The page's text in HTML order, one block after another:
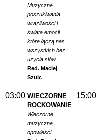
Muzyczne
poszukiwania
wrażliwości i
świata emocji
które łączą nas
wszystkich bez
użycia słów
Red. Maciej
Szulc
03:00 WIECZORNE
ROCKOWANIE
Wieczorne
muzyczne
opowieści
15:00